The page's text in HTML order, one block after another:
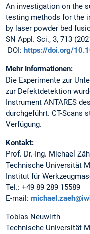
An investigation on the
testing methods for the
by laser powder bed
SN Appl. Sci., 3, 713
DOI: https://doi.org/
Mehr Informationen:
Die Experimente zur
zur Defektdetektion
Instrument ANTARES
durchgeführt. CT-Scans
Verfügung.
Kontakt:
Prof. Dr.-Ing. Michael Zäh
Technische Universität
Institut für
Tel.: +49 89 289 15589
E-mail:
Tobias Neuwirth
Technische Universität